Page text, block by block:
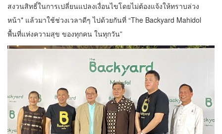
สงวนสิทธิ์ในการเปลี่ยนแปลงเงื่อนไขโดยไม่ต้องแจ้งให้ทราบล่วง
หน้า* แล้วมาใช้ช่วงเวลาดีๆ ไปด้วยกันที่ “The Backyard Mahidol
พื้นที่แห่งความสุข ของทุกคน ในทุกวัน”